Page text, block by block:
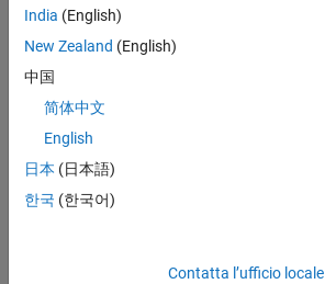
Examples
expand all
Delete Custom Attribute
Version History
India (English)
New Zealand (English)
中国
简体中文
English
日本 (日本語)
한국 (한국어)
Contatta l’ufficio locale